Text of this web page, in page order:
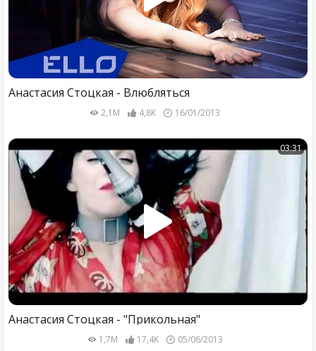
Анастасия Стоцкая - Влюбляться
2,1M 4,8K 16/01/2013
03:31
Анастасия Стоцкая - "Прикольная"
1,7M 17,4K 05/06/2013